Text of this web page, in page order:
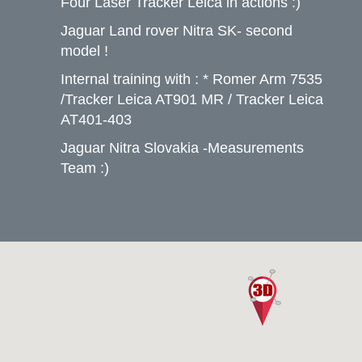
Jaguar Land rover Nitra SK- second
model !
Internal training with : * Romer Arm 7535
/Tracker Leica AT901 MR / Tracker Leica
AT401-403
Jaguar Nitra Slovakia -Measurements
Team :)